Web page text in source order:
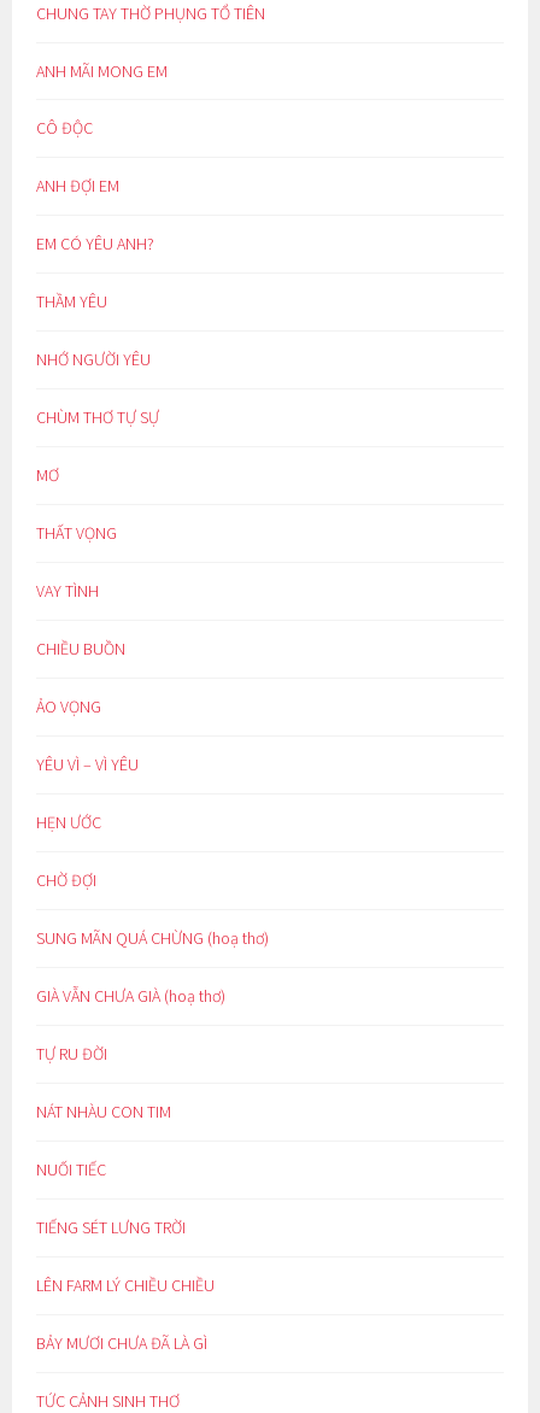
CHUNG TAY THỜ PHỤNG TỔ TIÊN
ANH MÃI MONG EM
CÔ ĐỘC
ANH ĐỢI EM
EM CÓ YÊU ANH?
THẦM YÊU
NHỚ NGƯỜI YÊU
CHÙM THƠ TỰ SỰ
MƠ
THẤT VỌNG
VAY TÌNH
CHIỀU BUỒN
ẢO VỌNG
YÊU VÌ – VÌ YÊU
HẸN ƯỚC
CHỜ ĐỢI
SUNG MÃN QUÁ CHỪNG (hoạ thơ)
GIÀ VẪN CHƯA GIÀ (hoạ thơ)
TỰ RU ĐỜI
NÁT NHÀU CON TIM
NUỐI TIẾC
TIẾNG SÉT LƯNG TRỜI
LÊN FARM LÝ CHIỀU CHIỀU
BẢY MƯƠI CHƯA ĐÃ LÀ GÌ
TỨC CẢNH SINH THƠ